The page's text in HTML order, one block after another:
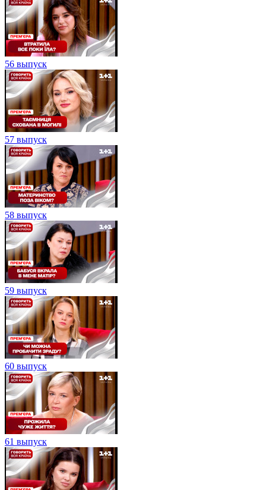
56 выпуск
57 выпуск
58 выпуск
59 выпуск
60 выпуск
61 выпуск